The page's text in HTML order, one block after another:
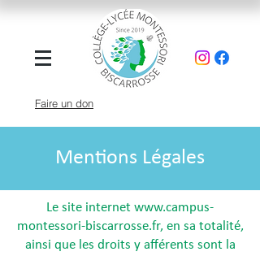
Faire un don
Mentions Légales
Le site internet www.campus-
montessori-biscarrosse.fr, en sa totalité,
ainsi que les droits y afférents sont la